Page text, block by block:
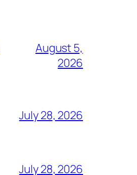
August 5,
2026
July 28, 2026
July 28, 2026